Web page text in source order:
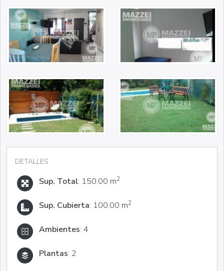
DETALLES
Sup. Total: 150.00 m2
Sup. Cubierta: 100.00 m2
Ambientes: 4
Plantas: 2